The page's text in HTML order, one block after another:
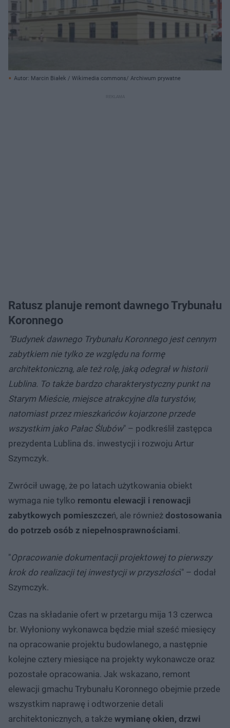
Autor: Marcin Białek / Wikimedia commons/ Archiwum prywatne
Ratusz planuje remont dawnego Trybunału
Koronnego
"Budynek dawnego Trybunału Koronnego jest cennym
zabytkiem nie tylko ze względu na formę
architektoniczną, ale też rolę, jaką odegrał w historii
Lublina. To także bardzo charakterystyczny punkt na
Starym Mieście, miejsce atrakcyjne dla turystów,
natomiast przez mieszkańców kojarzone przede
wszystkim jako Pałac Ślubów" – podkreślił zastępca
prezydenta Lublina ds. inwestycji i rozwoju Artur
Szymczyk.
Zwrócił uwagę, że po latach użytkowania obiekt
wymaga nie tylko remontu elewacji i renowacji
zabytkowych pomieszczeń, ale również dostosowania
do potrzeb osób z niepełnosprawnościami.
"Opracowanie dokumentacji projektowej to pierwszy
krok do realizacji tej inwestycji w przyszłości" – dodał
Szymczyk.
Czas na składanie ofert w przetargu mija 13 czerwca
br. Wyłoniony wykonawca będzie miał sześć miesięcy
na opracowanie projektu budowlanego, a następnie
kolejne cztery miesiące na projekty wykonawcze oraz
pozostałe opracowania. Jak wskazano, remont
elewacji gmachu Trybunału Koronnego obejmie przede
wszystkim naprawę i odtworzenie detali
architektonicznych, a także wymianę okien, drzwi